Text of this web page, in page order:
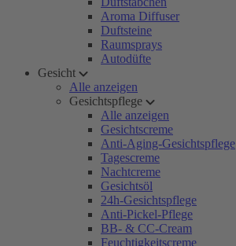
Aroma Diffuser
Duftsteine
Raumsprays
Autodüfte
Gesicht
Alle anzeigen
Gesichtspflege
Alle anzeigen
Gesichtscreme
Anti-Aging-Gesichtspflege
Tagescreme
Nachtcreme
Gesichtsöl
24h-Gesichtspflege
Anti-Pickel-Pflege
BB- & CC-Cream
Feuchtigkeitscreme